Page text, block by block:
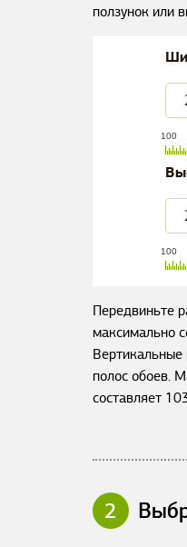
ползунок или
100
100
Передвиньте
максимально
полос обоев.
составляет
2